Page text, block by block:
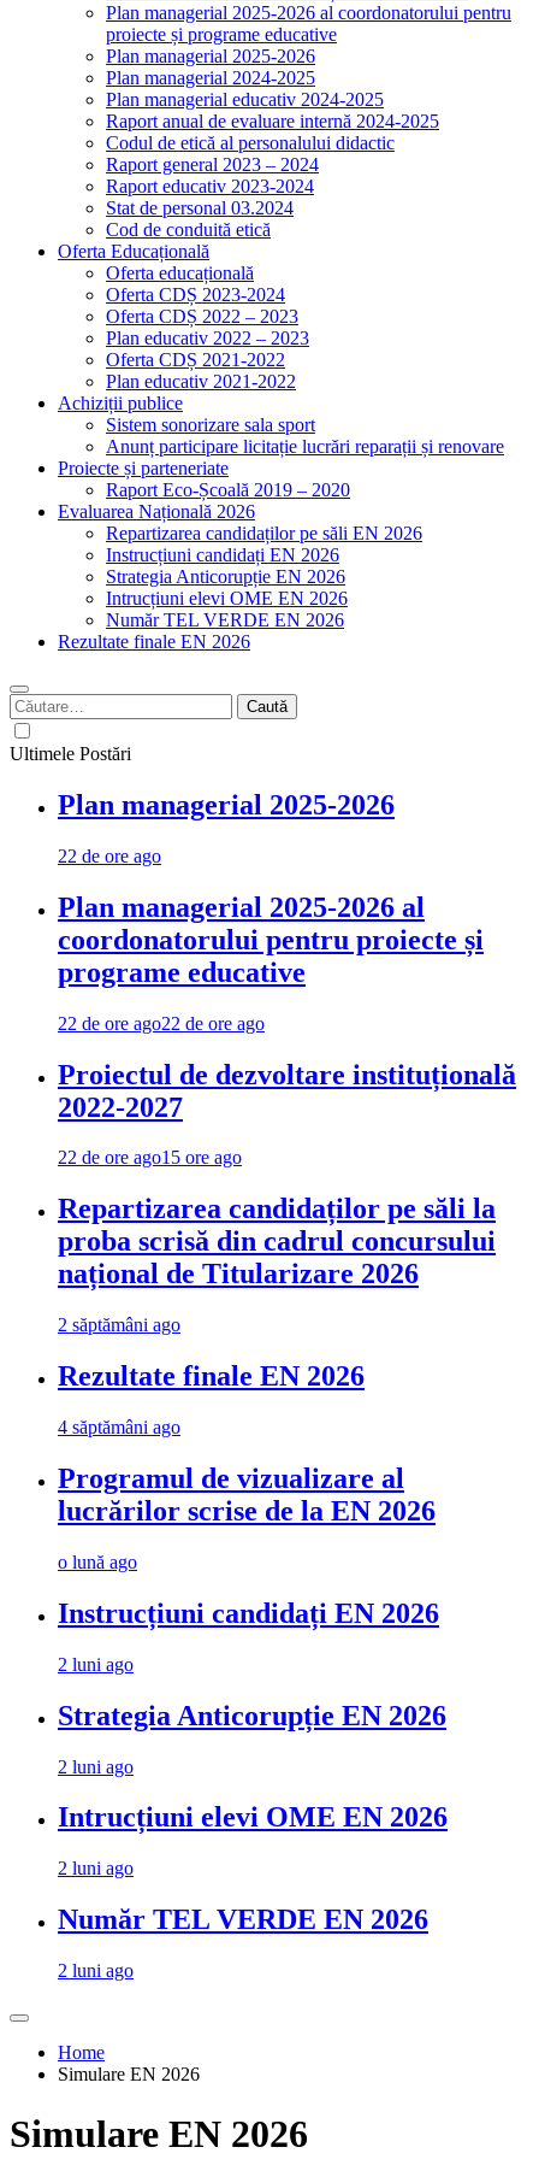
Plan managerial 2025-2026 al coordonatorului pentru
proiecte și programe educative
Plan managerial 2025-2026
Plan managerial 2024-2025
Plan managerial educativ 2024-2025
Raport anual de evaluare internă 2024-2025
Codul de etică al personalului didactic
Raport general 2023 – 2024
Raport educativ 2023-2024
Stat de personal 03.2024
Cod de conduită etică
Oferta Educațională
Oferta educațională
Oferta CDȘ 2023-2024
Oferta CDȘ 2022 – 2023
Plan educativ 2022 – 2023
Oferta CDȘ 2021-2022
Plan educativ 2021-2022
Achiziții publice
Sistem sonorizare sala sport
Anunț participare licitație lucrări reparații și renovare
Proiecte și parteneriate
Raport Eco-Școală 2019 – 2020
Evaluarea Națională 2026
Repartizarea candidaților pe săli EN 2026
Instrucțiuni candidați EN 2026
Strategia Anticorupție EN 2026
Intrucțiuni elevi OME EN 2026
Număr TEL VERDE EN 2026
Rezultate finale EN 2026
Caută
după:
Ultimele Postări
Plan managerial 2025-2026
22 de ore ago
Plan managerial 2025-2026 al
coordonatorului pentru proiecte și
programe educative
22 de ore ago22 de ore ago
Proiectul de dezvoltare instituțională
2022-2027
22 de ore ago15 ore ago
Repartizarea candidaților pe săli la
proba scrisă din cadrul concursului
național de Titularizare 2026
2 săptămâni ago
Rezultate finale EN 2026
4 săptămâni ago
Programul de vizualizare al
lucrărilor scrise de la EN 2026
o lună ago
Instrucțiuni candidați EN 2026
2 luni ago
Strategia Anticorupție EN 2026
2 luni ago
Intrucțiuni elevi OME EN 2026
2 luni ago
Număr TEL VERDE EN 2026
2 luni ago
Home
Simulare EN 2026
Simulare EN 2026